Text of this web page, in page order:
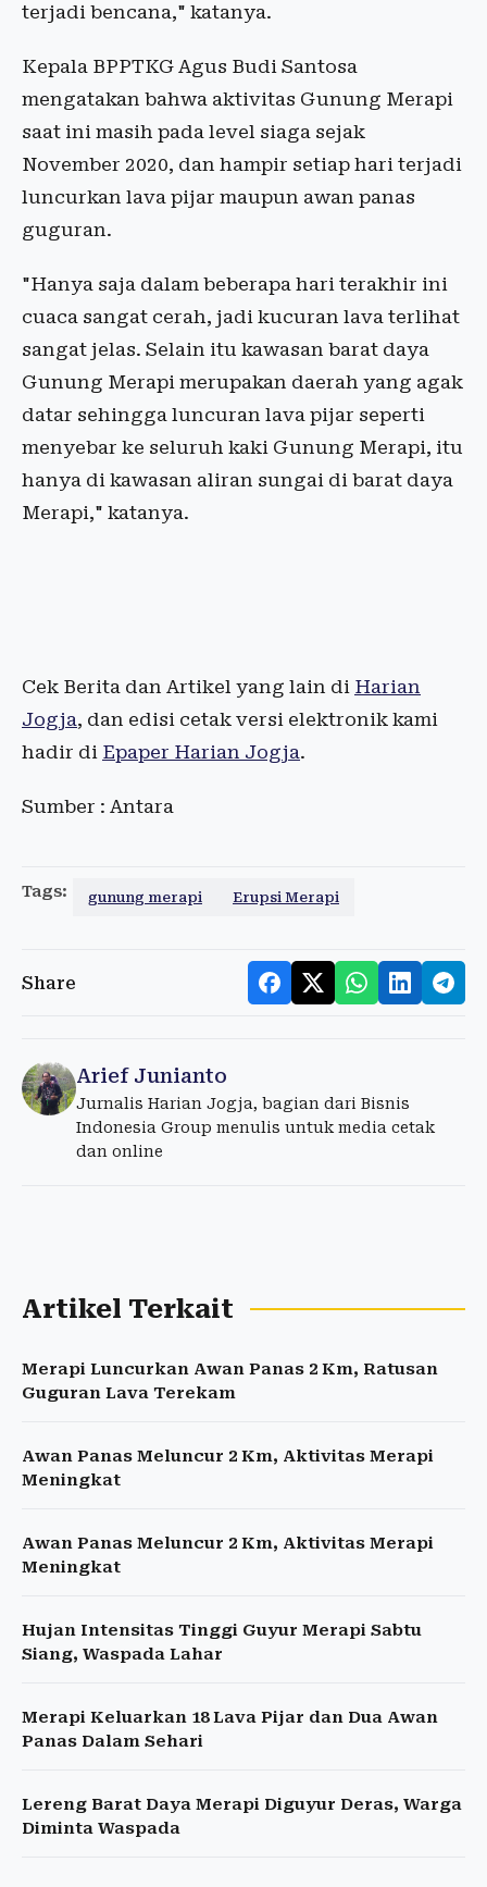
terjadi bencana," katanya.
Kepala BPPTKG Agus Budi Santosa
mengatakan bahwa aktivitas Gunung Merapi
saat ini masih pada level siaga sejak
November 2020, dan hampir setiap hari terjadi
luncurkan lava pijar maupun awan panas
guguran.
"Hanya saja dalam beberapa hari terakhir ini
cuaca sangat cerah, jadi kucuran lava terlihat
sangat jelas. Selain itu kawasan barat daya
Gunung Merapi merupakan daerah yang agak
datar sehingga luncuran lava pijar seperti
menyebar ke seluruh kaki Gunung Merapi, itu
hanya di kawasan aliran sungai di barat daya
Merapi," katanya.
Cek Berita dan Artikel yang lain di Harian
Jogja, dan edisi cetak versi elektronik kami
hadir di Epaper Harian Jogja.
Sumber : Antara
Tags: gunung merapi Erupsi Merapi
Share
Arief Junianto
Jurnalis Harian Jogja, bagian dari Bisnis
Indonesia Group menulis untuk media cetak
dan online
Artikel Terkait
Merapi Luncurkan Awan Panas 2 Km, Ratusan
Guguran Lava Terekam
Awan Panas Meluncur 2 Km, Aktivitas Merapi
Meningkat
Awan Panas Meluncur 2 Km, Aktivitas Merapi
Meningkat
Hujan Intensitas Tinggi Guyur Merapi Sabtu
Siang, Waspada Lahar
Merapi Keluarkan 18 Lava Pijar dan Dua Awan
Panas Dalam Sehari
Lereng Barat Daya Merapi Diguyur Deras, Warga
Diminta Waspada